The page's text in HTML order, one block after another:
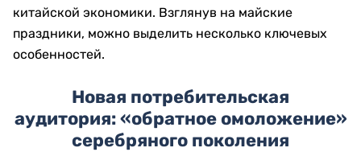
китайской экономики. Взглянув на майские
праздники, можно выделить несколько ключевых
особенностей.
Новая потребительская
аудитория: «обратное омоложение»
серебряного поколения